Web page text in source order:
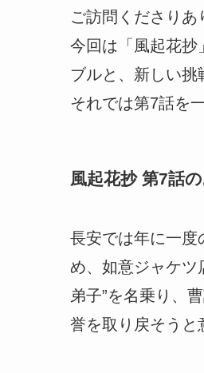
ご訪問くださりあ
今回は「風起花抄
ブルと、新しい挑
それでは第7話を
風起花抄 第7話
長安では年に一度
め、如意ジャケツ
弟子”を名乗り、
誉を取り戻そうと